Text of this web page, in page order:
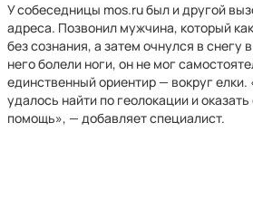
У собеседницы mos.ru был и другой
адреса. Позвонил мужчина, который
без сознания, а затем очнулся в снегу
него болели ноги, он не мог
единственный ориентир — вокруг елки.
удалось найти по геолокации и
помощь», — добавляет специалист.